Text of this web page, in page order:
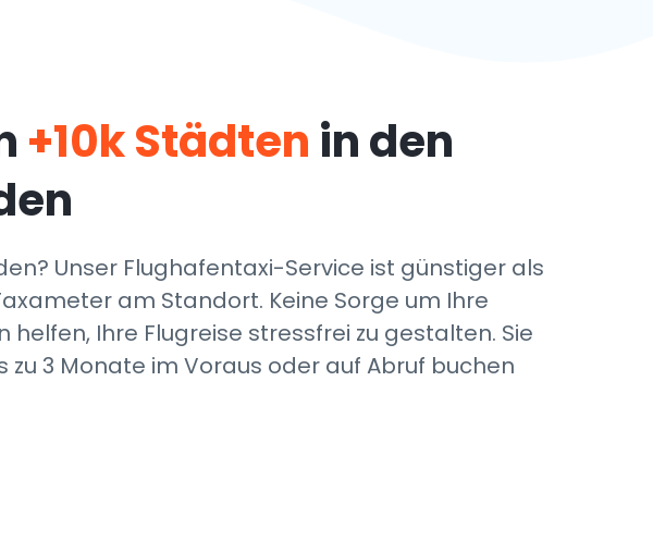
+10k Städten in den
Unser Flughafentaxi-Service ist günstiger als
am Standort. Keine Sorge um Ihre
Ihre Flugreise stressfrei zu gestalten. Sie
3 Monate im Voraus oder auf Abruf buchen